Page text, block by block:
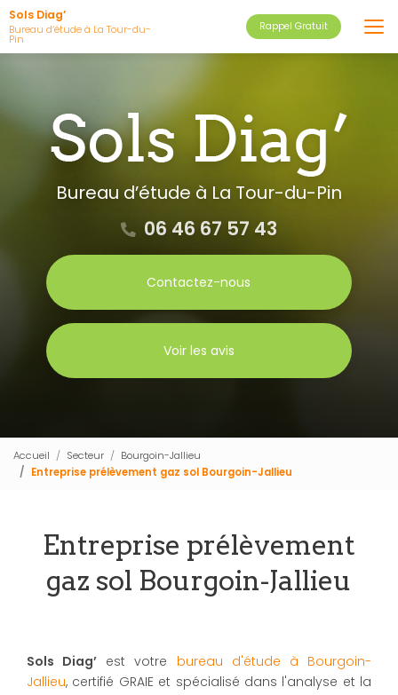
Aller
au
contenu
Sols Diag’
Bureau d’étude à La Tour-du-
Pin
Rappel Gratuit
Bureau d’étude à La Tour-du-Pin
06 46 67 57 43
Contactez-nous
Voir les avis
Accueil Secteur
Bourgoin-Jallieu
Entreprise prélèvement gaz sol Bourgoin-Jallieu
Entreprise prélèvement
gaz sol Bourgoin-Jallieu
Sols Diag’ est votre bureau d'étude à Bourgoin-
Jallieu, certifié GRAIE et spécialisé dans l'analyse et la